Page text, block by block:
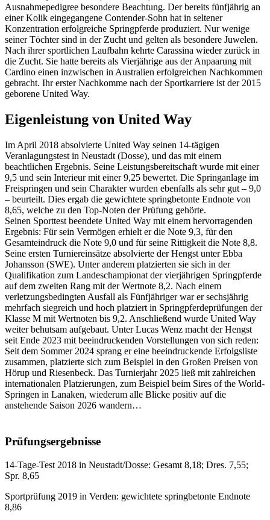
Ausnahmepedigree besondere Beachtung. Der bereits fünfjährig an
einer Kolik eingegangene Contender-Sohn hat in seltener
Konzentration erfolgreiche Springpferde produziert. Nur wenige
seiner Töchter sind in der Zucht und gelten als besondere Juwelen.
Nach ihrer sportlichen Laufbahn kehrte Carassina wieder zurück in
die Zucht. Sie hatte bereits als Vierjährige aus der Anpaarung mit
Cardino einen inzwischen in Australien erfolgreichen Nachkommen
gebracht. Ihr erster Nachkomme nach der Sportkarriere ist der 2015
geborene United Way.
Eigenleistung von United Way
Im April 2018 absolvierte United Way seinen 14-tägigen
Veranlagungstest in Neustadt (Dosse), und das mit einem
beachtlichen Ergebnis. Seine Leistungsbereitschaft wurde mit einer
9,5 und sein Interieur mit einer 9,25 bewertet. Die Springanlage im
Freispringen und sein Charakter wurden ebenfalls als sehr gut – 9,0
– beurteilt. Dies ergab die gewichtete springbetonte Endnote von
8,65, welche zu den Top-Noten der Prüfung gehörte.
Seinen Sporttest beendete United Way mit einem hervorragenden
Ergebnis: Für sein Vermögen erhielt er die Note 9,3, für den
Gesamteindruck die Note 9,0 und für seine Rittigkeit die Note 8,8.
Seine ersten Turniereinsätze absolvierte der Hengst unter Ebba
Johansson (SWE). Unter anderem platzierten sie sich in der
Qualifikation zum Landeschampionat der vierjährigen Springpferde
auf dem zweiten Rang mit der Wertnote 8,2. Nach einem
verletzungsbedingten Ausfall als Fünfjähriger war er sechsjährig
mehrfach siegreich und hoch platziert in Springpferdeprüfungen der
Klasse M mit Wertnoten bis 9,2. Anschließend wurde United Way
weiter behutsam aufgebaut. Unter Lucas Wenz macht der Hengst
seit Ende 2023 mit beeindruckenden Vorstellungen von sich reden:
Seit dem Sommer 2024 sprang er eine beeindruckende Erfolgsliste
zusammen, platzierte sich zum Beispiel in den Großen Preisen von
Hörup und Riesenbeck. Das Turnierjahr 2025 ließ mit zahlreichen
internationalen Platzierungen, zum Beispiel beim Sires of the World-
Springen in Lanaken, wiederum alle Blicke positiv auf die
anstehende Saison 2026 wandern…
Prüfungsergebnisse
14-Tage-Test 2018 in Neustadt/Dosse: Gesamt 8,18; Dres. 7,55;
Spr. 8,65
Sportprüfung 2019 in Verden: gewichtete springbetonte Endnote
8,86